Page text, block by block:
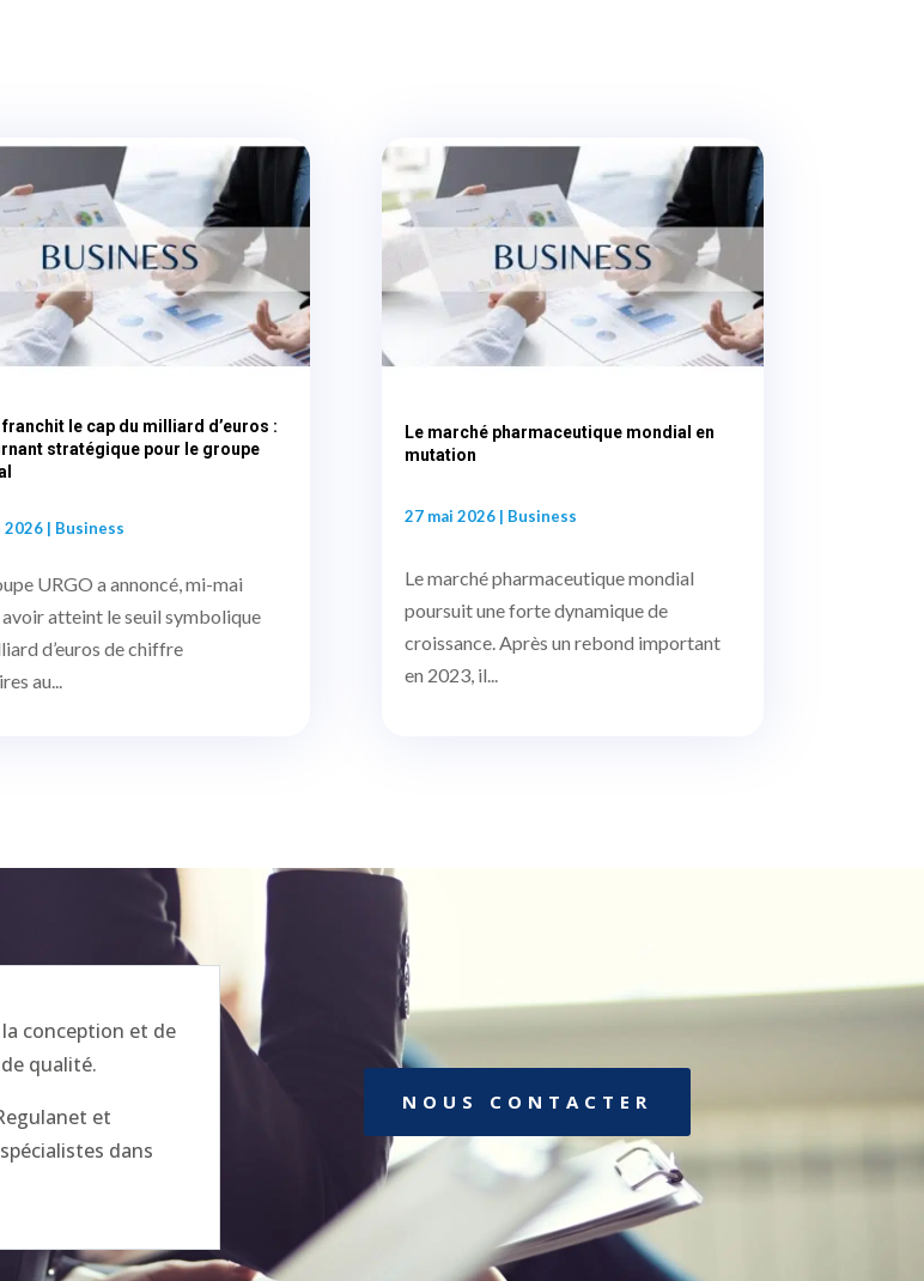
franchit le cap du milliard d’euros :
stratégique pour le groupe
2026| Business
URGO a annoncé, mi-mai
atteint le seuil symbolique
d’euros de chiffre
au...
Le marché pharmaceutique mondial en
mutation
27 mai 2026| Business
Le marché pharmaceutique mondial
poursuit une forte dynamique de
croissance. Après un rebond important
en 2023, il...
conception et de
qualité.
et
dans
NOUS CONTACTER